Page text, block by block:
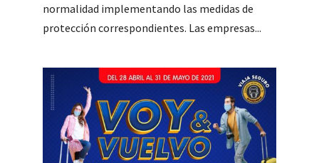
normalidad implementando las medidas de
protección correspondientes. Las empresas...